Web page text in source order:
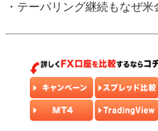
・テーパリング継続もなぜ